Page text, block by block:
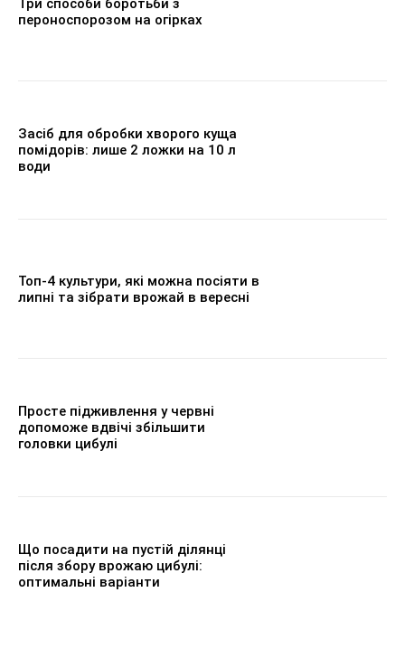
Три способи боротьби з
пероноспорозом на огірках
Засіб для обробки хворого куща
помідорів: лише 2 ложки на 10 л
води
Топ-4 культури, які можна посіяти в
липні та зібрати врожай в вересні
Просте підживлення у червні
допоможе вдвічі збільшити
головки цибулі
Що посадити на пустій ділянці
після збору врожаю цибулі:
оптимальні варіанти